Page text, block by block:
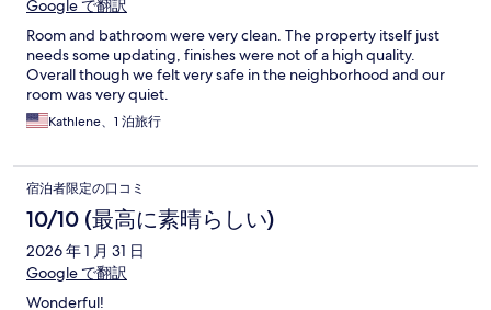
Google で翻訳
Room and bathroom were very clean. The property itself just
needs some updating, finishes were not of a high quality.
Overall though we felt very safe in the neighborhood and our
room was very quiet.
Kathlene、1 泊旅行
宿泊者限定の口コミ
10/10 (最高に素晴らしい)
2026 年 1 月 31 日
Google で翻訳
Wonderful!